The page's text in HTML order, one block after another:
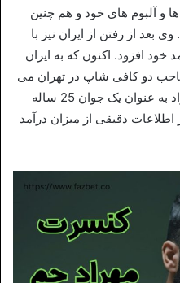
و آلبوم های خود و هم چنین
از رفتن از ایران نیز با
افزود. اکنون که به ایران
دو کافی شاپ در تهران می
باشد که بسیار معروف هستند. مهراد به عنوان یک جوان 25 ساله
اطلاعات دقیقی از میزان درآمد